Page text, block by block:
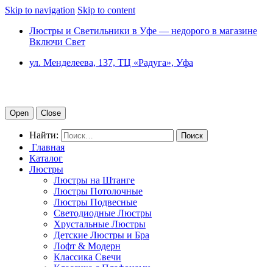
Skip to navigation Skip to content
Люстры и Светильники в Уфе — недорого в магазине
Включи Свет
ул. Менделеева, 137, ТЦ «Радуга», Уфа
Open Close
Найти:
Главная
Каталог
Люстры
Люстры на Штанге
Люстры Потолочные
Люстры Подвесные
Светодиодные Люстры
Хрустальные Люстры
Детские Люстры и Бра
Лофт & Модерн
Классика Свечи